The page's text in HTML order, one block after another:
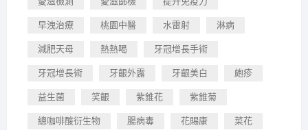
早洩治療 桃園中醫 水雷射 淋病
減肥天母 熱熱喝 牙冠增長手術
牙冠增長術 牙齦外露 牙齦美白 皰疹
益生菌 笑齦 紫錐花 紫錐菊
總咖啡酸衍生物 腸病毒 花賜康 菜花